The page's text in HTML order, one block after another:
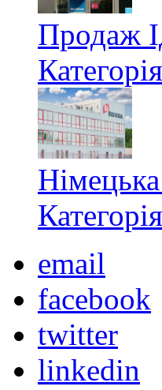
Продаж
email
facebook
twitter
linkedin